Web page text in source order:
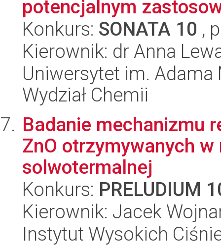
potencjalnym
Konkurs: SONATA 10 ,
Kierownik: dr Anna
Uniwersytet im.
Wydział Chemii
Badanie mechanizmu
ZnO otrzymywanych
solwotermalnej
Konkurs: PRELUDIUM
Kierownik: Jacek
Instytut Wysokich